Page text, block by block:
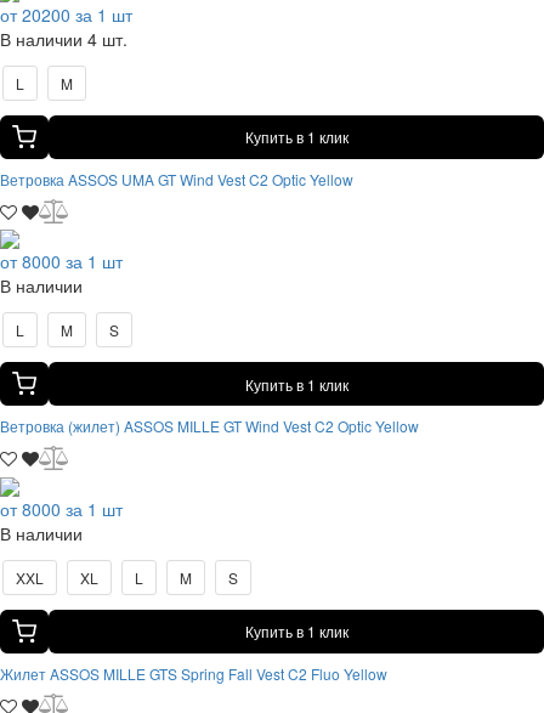
от 20200 за 1 шт
В наличии 4 шт.
L M
Купить в 1 клик
Ветровка ASSOS UMA GT Wind Vest C2 Optic Yellow
от 8000 за 1 шт
В наличии
L M S
Купить в 1 клик
Ветровка (жилет) ASSOS MILLE GT Wind Vest C2 Optic Yellow
от 8000 за 1 шт
В наличии
XXL XL L M S
Купить в 1 клик
Жилет ASSOS MILLE GTS Spring Fall Vest C2 Fluo Yellow